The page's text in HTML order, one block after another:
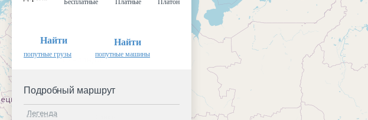
Бесплатные Платные Платон
Найти
попутные грузы
Найти
попутные машины
Подробный маршрут
Легенда